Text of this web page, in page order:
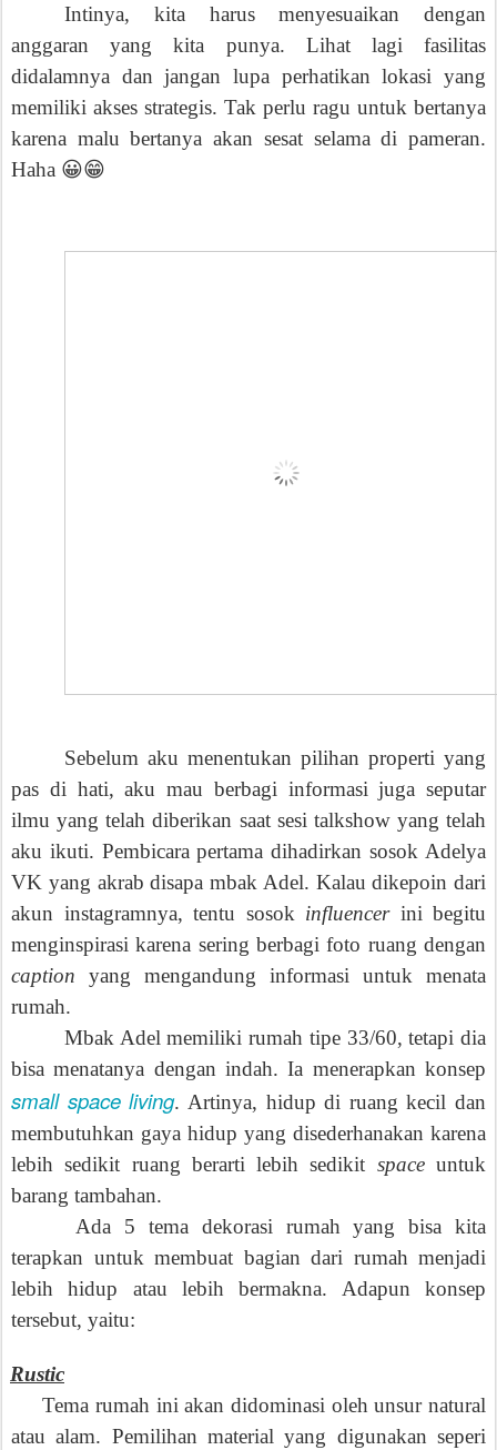
Intinya, kita harus menyesuaikan dengan
anggaran yang kita punya. Lihat lagi fasilitas
didalamnya dan jangan lupa perhatikan lokasi yang
memiliki akses strategis. Tak perlu ragu untuk bertanya
karena malu bertanya akan sesat selama di pameran.
Haha 😀😁
Sebelum aku menentukan pilihan properti yang
pas di hati, aku mau berbagi informasi juga seputar
ilmu yang telah diberikan saat sesi talkshow yang telah
aku ikuti. Pembicara pertama dihadirkan sosok Adelya
VK yang akrab disapa mbak Adel. Kalau dikepoin dari
akun instagramnya, tentu sosok influencerini begitu
menginspirasi karena sering berbagi foto ruang dengan
caption yang mengandung informasi untuk menata
rumah.
Mbak Adel memiliki rumah tipe 33/60, tetapi dia
bisa menatanya dengan indah. Ia menerapkan konsep
small space living. Artinya, hidup di ruang kecil dan
membutuhkan gaya hidup yang disederhanakan karena
lebih sedikit ruang berarti lebih sedikit spaceuntuk
barang tambahan.
Ada 5 tema dekorasi rumah yang bisa kita
terapkan untuk membuat bagian dari rumah menjadi
lebih hidup atau lebih bermakna.
Adapun konsep
tersebut, yaitu:
Rustic
Tema rumah ini akan didominasi oleh unsur natural
atau alam. Pemilihan material yang digunakan seperi